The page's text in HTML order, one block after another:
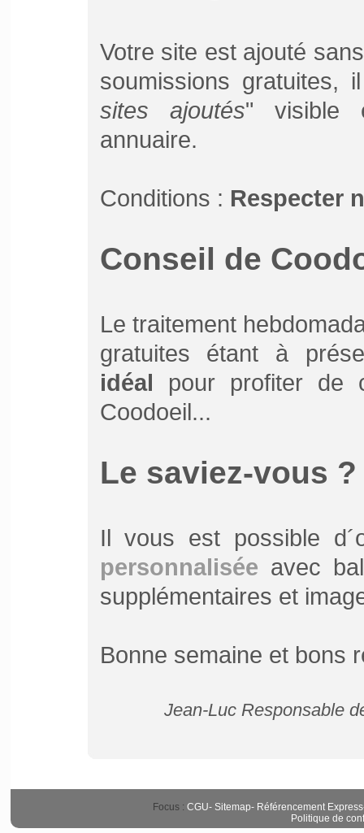
Votre site est ajouté
soumissions
sites ajoutés" visible
annuaire.
Conditions : Respecter
Conseil de
Le traitement
gratuites étant à
idéal pour profiter de
Coodoeil...
Le saviez-vous ?
Il vous est possible
personnalisée avec
supplémentaires et
Bonne semaine et bons
Jean-Luc Responsable
Focus : CGU- Sitemap- Référencement Express
Politique de